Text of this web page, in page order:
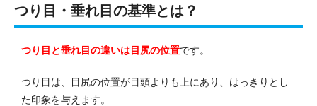
つり目・垂れ目の基準とは？
つり目と垂れ目の違いは目尻の位置です。
つり目は、目尻の位置が目頭よりも上にあり、はっきりとし
た印象を与えます。